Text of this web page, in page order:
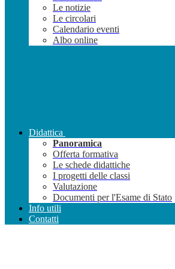
Le notizie
Le circolari
Calendario eventi
Albo online
Didattica
Panoramica
Offerta formativa
Le schede didattiche
I progetti delle classi
Valutazione
Documenti per l'Esame di Stato
Info utili
Contatti